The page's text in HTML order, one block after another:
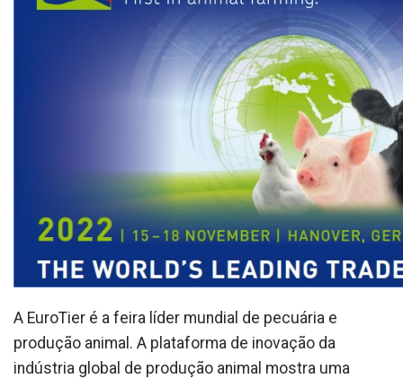
A EuroTier é a feira líder mundial de pecuária e
produção animal. A plataforma de inovação da
indústria global de produção animal mostra uma